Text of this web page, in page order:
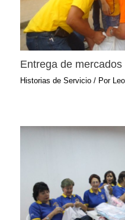
Entrega de
Historias de Servicio / Por